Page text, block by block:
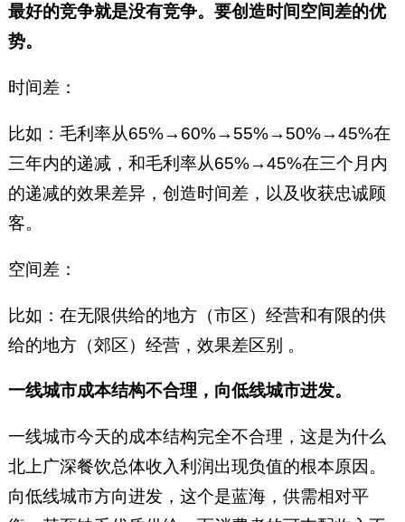
最好的竞争就是没有竞争。要创造时间空间差的优
势。
时间差：
比如：毛利率从65%→60%→55%→50%→45%在
三年内的递减，和毛利率从65%→45%在三个月内
的递减的效果差异，创造时间差，以及收获忠诚顾
客。
空间差：
比如：在无限供给的地方（市区）经营和有限的供
给的地方（郊区）经营，效果差区别 。
一线城市成本结构不合理， 向低线城市进发。
一线城市今天的成本结构完全不合理，这是为什么
北上广深餐饮总体收入利润出现负值的根本原因。
向低线城市方向进发，这个是蓝海，供需相对平